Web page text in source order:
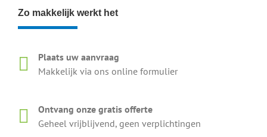
Zo makkelijk werkt het
Plaats uw aanvraag
Makkelijk via ons online formulier
Ontvang onze gratis offerte
Geheel vrijblijvend, geen verplichtingen